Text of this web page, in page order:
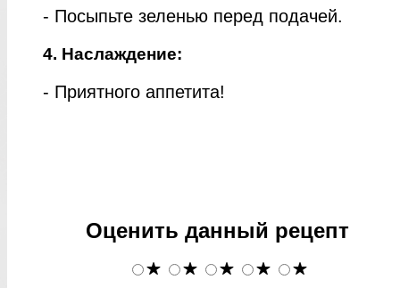
- Посыпьте зеленью перед подачей.
4. Наслаждение:
- Приятного аппетита!
Оценить данный рецепт